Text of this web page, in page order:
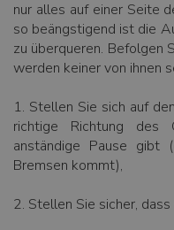
nur alles auf einer Seite
so beängstigend ist die
zu überqueren. Befolgen
werden keiner von ihnen
1. Stellen Sie sich auf
richtige Richtung des
anständige Pause gibt
Bremsen kommt),
2. Stellen Sie sicher,